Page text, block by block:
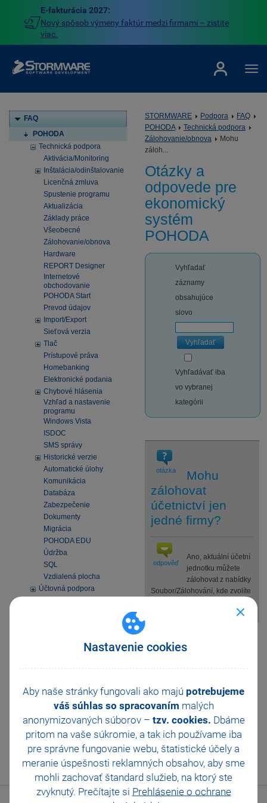
Nastavenie cookies
Aby naše stránky fungovali ako majú potrebujeme
váš súhlas so spracovaním malých
anonymizovaných súborov – tzv. cookies. Dbáme
pritom na vaše súkromie, a tak ich používame iba
pre správne fungovanie webu, štatistické účely a
meranie úspešnosti reklamných obsahov, aby sme
mohli zachovať štandard služieb, na ktorý ste
zvyknutý. Prečítajte si Prehlásenie o ochrane
E-fakturácia 2027:
Nový spôsob výmeny faktúr medzi firmami – zistite
viac.
FAQ
POHODA
Technická podpora
Aktivácia/Monitoring
Inštalácia/odinštalovanie
Licenčná zmluva
Spustenie programu
Aktualizácia
Základy práce
Všeobecné
Zálohovanie/obnova
Hardware
REPORT Designer
Internetové
obchodovanie
POHODA Start
Prevod údajov
Import/Export
Sieťová verzia
Tlač
Prístupové práva
Homebanking
Elektronické podania
Chybové hlásenia
Vzhľad a nastavenie
programu
Windows Vista
ISDOC
SMS správy
Historické verzie
Automatické úlohy
Komunikácia
Databáza
Zabezpečenie
Dokumenty
Migrácia
POHODA EDU
Údržba
SQL
Vzdialená plocha
Účtovná podpora
Homebanking
Obchodná činnosť
Platobné terminály
Odporúčania pre
zálohovanie
Zmeny v DPH od 1.1.2025
Všeobecný internetový
obchod
E-fakturácia 2027
STORMWARE Podpora
FAQ
POHODA
Technická podpora
Zálohovanie/obnova
Mohu
záloh...
Otázky a
odpovede pre
ekonomický
systém
POHODA
Vyhľadať
záznamy
obsahujúce
slovo
Vyhľadať
Vyhľadávať iba
vo vybranej
kategórii
otázka
Mohu
zálohovat
účetnictví jen
jedné firmy?
odpověď
Ano, aktuální účetní
jednotku můžete
zálohovat z nabídky
Soubor/Zálohování, kde zvolíte
odpověď?
Odeslat Tisknout